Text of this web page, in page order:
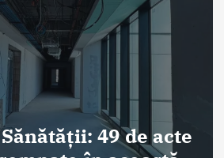
de organe
Bistrița și Oradea
de ore
August 7, 2026